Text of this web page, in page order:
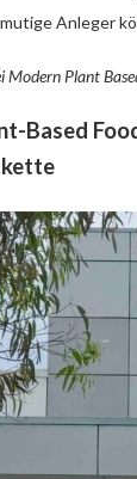
Anleger
Modern Plant
Based